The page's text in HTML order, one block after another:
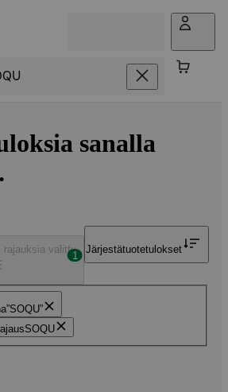
sanalla
SOQU
SOQU
rajauksia valittu
1
Järjestätuotetulokset